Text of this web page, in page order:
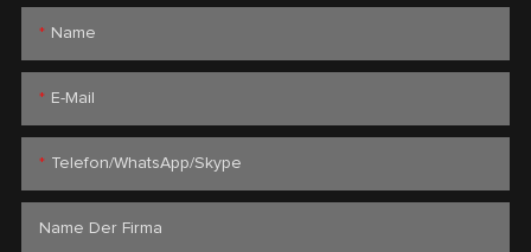
Name
E-Mail
Telefon/WhatsApp/Skype
Name Der Firma